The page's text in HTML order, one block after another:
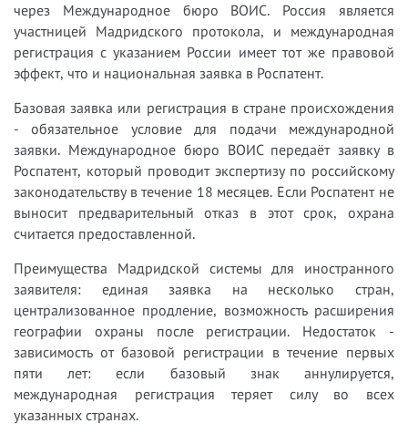
через Международное бюро ВОИС. Россия является
участницей Мадридского протокола, и международная
регистрация с указанием России имеет тот же правовой
эффект, что и национальная заявка в Роспатент.
Базовая заявка или регистрация в стране происхождения
- обязательное условие для подачи международной
заявки. Международное бюро ВОИС передаёт заявку в
Роспатент, который проводит экспертизу по российскому
законодательству в течение 18 месяцев. Если Роспатент не
выносит предварительный отказ в этот срок, охрана
считается предоставленной.
Преимущества Мадридской системы для иностранного
заявителя: единая заявка на несколько стран,
централизованное продление, возможность расширения
географии охраны после регистрации. Недостаток -
зависимость от базовой регистрации в течение первых
пяти лет: если базовый знак аннулируется,
международная регистрация теряет силу во всех
указанных странах.